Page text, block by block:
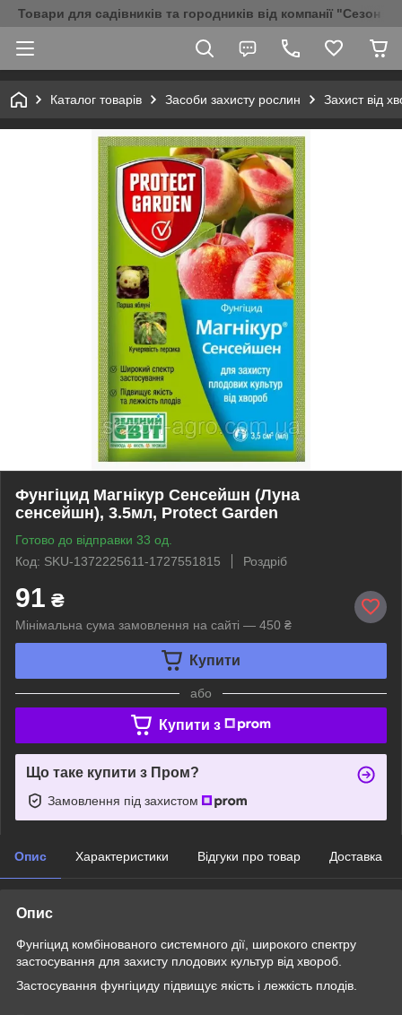
Товари для садівників та городників від компанії "Сезон
Каталог товарів Засоби захисту рослин Захист від
Фунгіцид Магнікур Сенсейшн (Луна
сенсейшн), 3.5мл, Protect Garden
Готово до відправки 33 од.
Код: SKU-1372225611-1727551815
Роздріб
91 ₴
Мінімальна сума замовлення на сайті — 450 ₴
Купити
або
Купити з
Що таке купити з Пром?
Замовлення під захистом
Опис Характеристики Відгуки про товар Доставка
Опис
Фунгіцид комбінованого системного дії, широкого спектру
застосування для захисту плодових культур від хвороб.
Застосування фунгіциду підвищує якість і лежкість плодів.